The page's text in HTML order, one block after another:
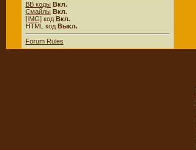
BB коды Вкл.
Смайлы Вкл.
[IMG] код Вкл.
HTML код Выкл.
Forum Rules